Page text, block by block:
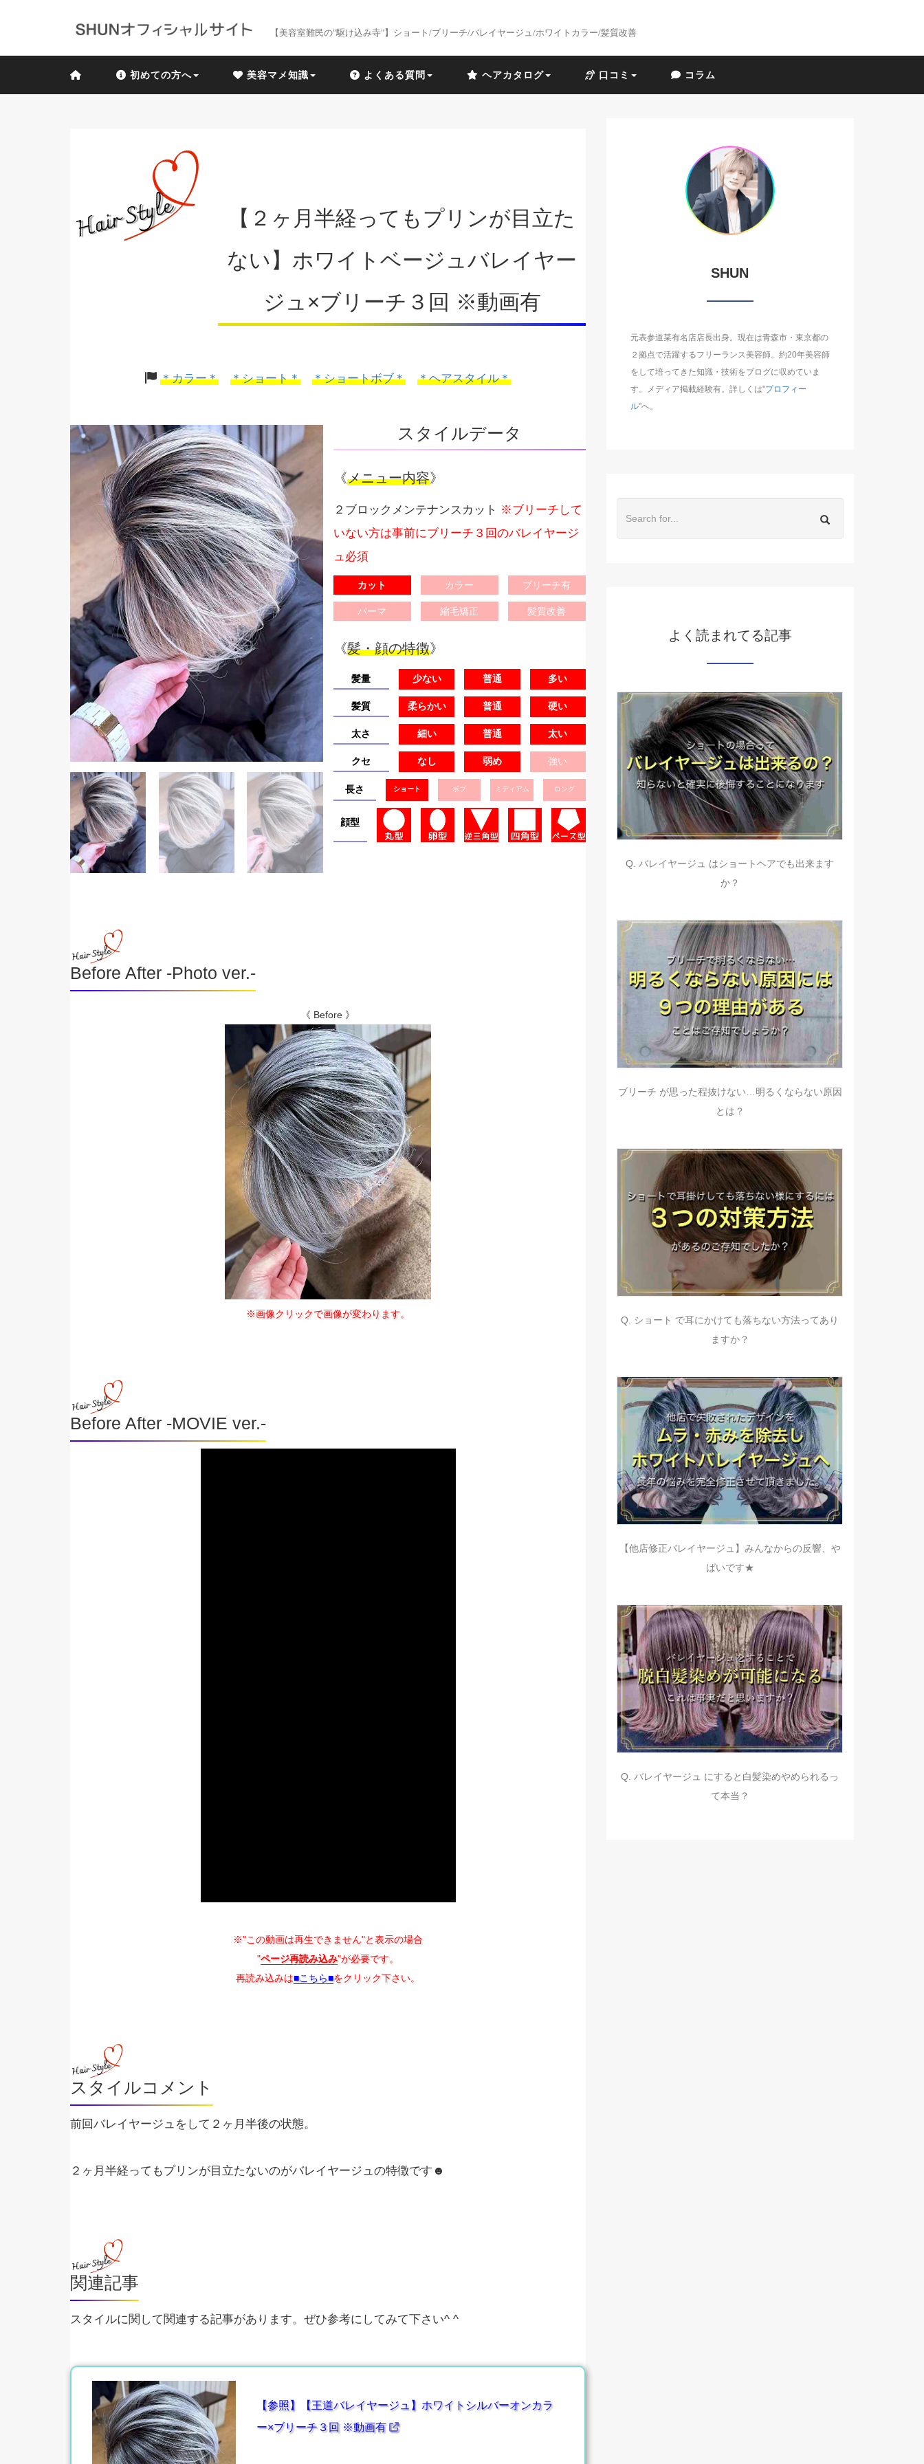
【美容室難民の"駆け込み寺"】ショート/ブリーチ/バレイヤージュ/ホワイトカラー/髪質改善
初めての方へ 美容マメ知識 よくある質問 ヘアカタログ 口コミ コラム
【２ヶ月半経ってもプリンが目立た
ない】ホワイトベージュバレイヤー
ジュ×ブリーチ３回 ※動画有
＊カラー＊ ＊ショート＊ ＊ショートボブ＊ ＊ヘアスタイル＊
スタイルデータ
《メニュー内容》
２ブロックメンテナンスカット ※ブリーチして
いない方は事前にブリーチ３回のバレイヤージ
ュ必須
カット カラー ブリーチ有
パーマ 縮毛矯正 髪質改善
《髪・顔の特徴》
髪量 少ない 普通 多い
髪質 柔らかい 普通 硬い
太さ 細い 普通 太い
クセ なし 弱め 強い
長さ ショート ボブ ミディアム ロング
顔型
Before After -Photo ver.-
《 Before 》
※画像クリックで画像が変わります。
Before After -MOVIE ver.-
※"この動画は再生できません"と表示の場合
"ページ再読み込み"が必要です。
再読み込みは■こちら■をクリック下さい。
スタイルコメント
前回バレイヤージュをして２ヶ月半後の状態。
２ヶ月半経ってもプリンが目立たないのがバレイヤージュの特徴です☻
関連記事
スタイルに関して関連する記事があります。ぜひ参考にしてみて下さい^ ^
【参照】【王道バレイヤージュ】ホワイトシルバーオンカラ
ー×ブリーチ３回 ※動画有
SHUN
元表参道某有名店店長出身。現在は青森市・東京都の
２拠点で活躍するフリーランス美容師。約20年美容師
をして培ってきた知識・技術をブログに収めていま
す。メディア掲載経験有。詳しくは"プロフィー
ル"へ。
よく読まれてる記事
Q. バレイヤージュ はショートヘアでも出来ます
か？
ブリーチ が思った程抜けない…明るくならない原因
とは？
Q. ショート で耳にかけても落ちない方法ってあり
ますか？
【他店修正バレイヤージュ】みんなからの反響、や
ばいです★
Q. バレイヤージュ にすると白髪染めやめられるっ
て本当？